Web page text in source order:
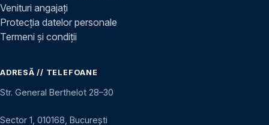
Venituri angajați
Protecția datelor personale
Termeni și condiții
ADRESĂ // TELEFOANE
Str. General Berthelot 28–30
Sector 1, 010168, București